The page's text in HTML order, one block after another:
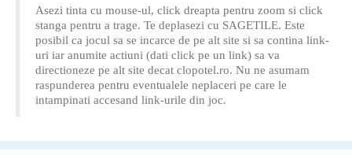
Asezi tinta cu mouse-ul, click dreapta pentru zoom si click
stanga pentru a trage. Te deplasezi cu SAGETILE. Este
posibil ca jocul sa se incarce de pe alt site si sa contina link-
uri iar anumite actiuni (dati click pe un link) sa va
directioneze pe alt site decat clopotel.ro. Nu ne asumam
raspunderea pentru eventualele neplaceri pe care le
intampinati accesand link-urile din joc.